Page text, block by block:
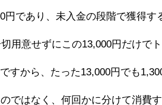
円であり、未入金の段階で獲得す
用意せずにこの13,000円だけで
すから、たった13,000円でも1,
ではなく、何回かに分けて消費